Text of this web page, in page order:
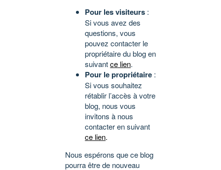
Pour les visiteurs :
Si vous avez des
questions, vous
pouvez contacter le
propriétaire du blog en
suivantce lien.
Pour le propriétaire :
Si vous souhaitez
rétablir l’accès à votre
blog, nous vous
invitons à nous
contacter en suivant
ce lien.
Nous espérons que ce blog
pourra être de nouveau